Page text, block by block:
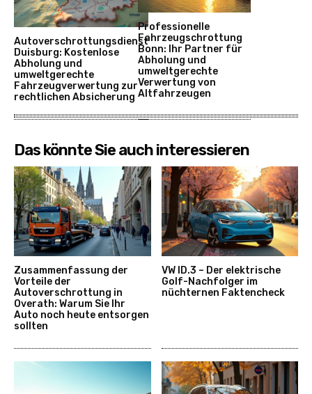
Autoverschrottungsdienst
Duisburg: Kostenlose
Abholung und
umweltgerechte
Fahrzeugverwertung zur
rechtlichen Absicherung
Professionelle
Fahrzeugschrottung
Bonn: Ihr Partner für
Abholung und
umweltgerechte
Verwertung von
Altfahrzeugen
Das könnte Sie auch interessieren
Zusammenfassung der
Vorteile der
Autoverschrottung in
Overath: Warum Sie Ihr
Auto noch heute entsorgen
sollten
VW ID.3 – Der elektrische
Golf-Nachfolger im
nüchternen Faktencheck